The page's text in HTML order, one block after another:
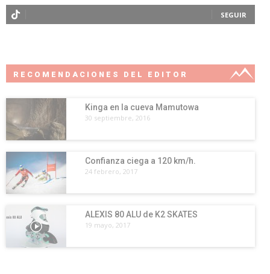
SEGUIR
RECOMENDACIONES DEL EDITOR
Kinga en la cueva Mamutowa
30 septiembre, 2016
Confianza ciega a 120 km/h.
24 febrero, 2017
ALEXIS 80 ALU de K2 SKATES
19 mayo, 2017